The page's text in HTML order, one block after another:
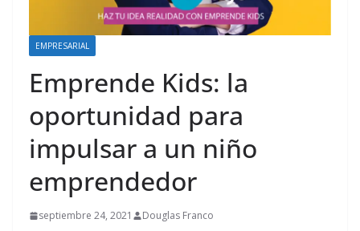
EMPRESARIAL
Emprende Kids: la
oportunidad para
impulsar a un niño
emprendedor
septiembre 24, 2021 Douglas Franco